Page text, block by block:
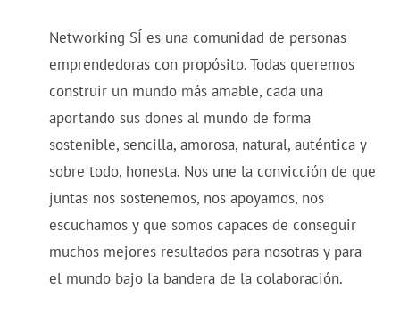
Networking SÍ es una comunidad de personas
emprendedoras con propósito. Todas queremos
construir un mundo más amable, cada una
aportando sus dones al mundo de forma
sostenible, sencilla, amorosa, natural, auténtica y
sobre todo, honesta. Nos une la convicción de que
juntas nos sostenemos, nos apoyamos, nos
escuchamos y que somos capaces de conseguir
muchos mejores resultados para nosotras y para
el mundo bajo la bandera de la colaboración.